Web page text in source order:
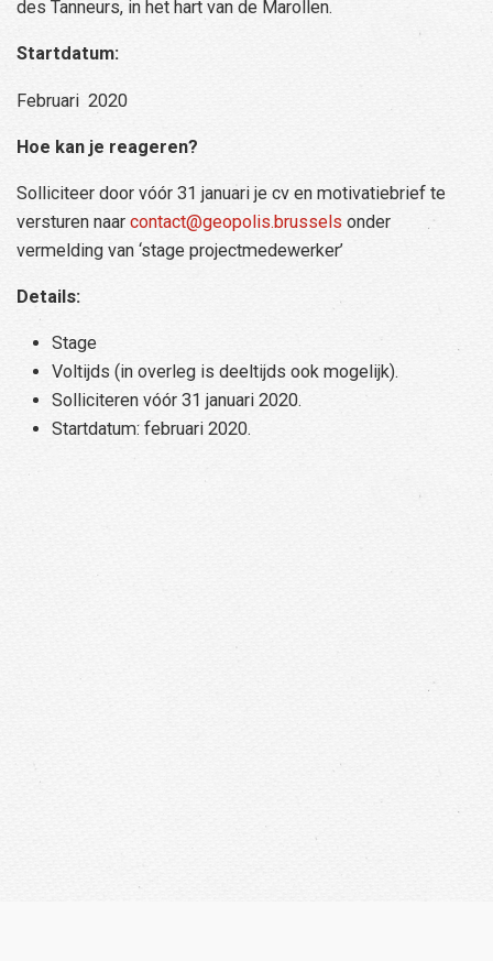
des Tanneurs, in het hart van de Marollen.
Startdatum:
Februari 2020
Hoe kan je reageren?
Solliciteer door vóór 31 januari je cv en motivatiebrief te
versturen naar contact@geopolis.brussels onder
vermelding van ‘stage projectmedewerker’
Details:
Stage
Voltijds (in overleg is deeltijds ook mogelijk).
Solliciteren vóór 31 januari 2020.
Startdatum: februari 2020.